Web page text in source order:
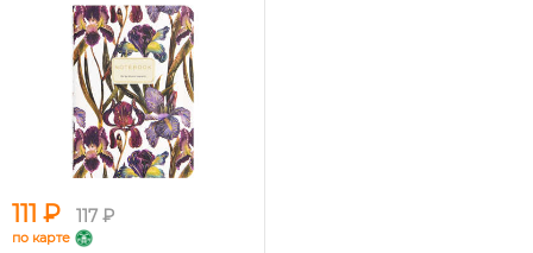
111 ₽ 117 ₽
по карте